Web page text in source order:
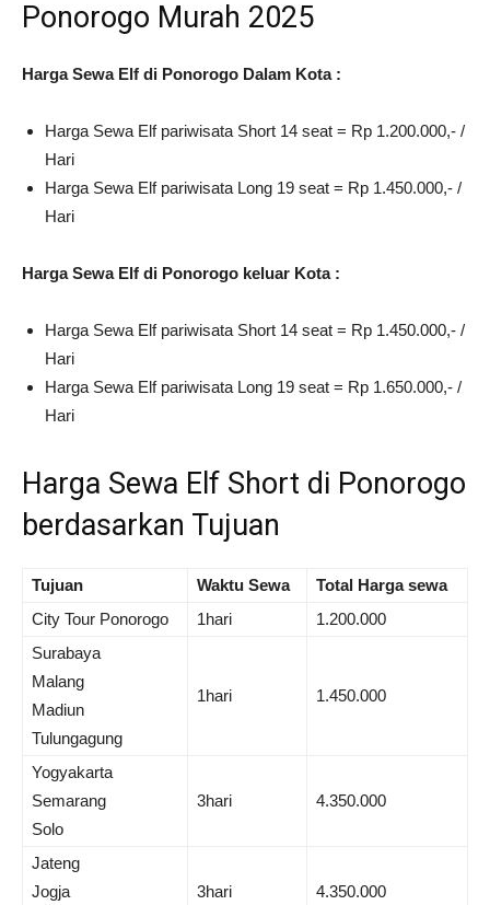
Ponorogo Murah 2025
Harga Sewa Elf di Ponorogo Dalam Kota :
Harga Sewa Elf pariwisata Short 14 seat = Rp 1.200.000,- /
Hari
Harga Sewa Elf pariwisata Long 19 seat = Rp 1.450.000,- /
Hari
Harga Sewa Elf di Ponorogo keluar Kota :
Harga Sewa Elf pariwisata Short 14 seat = Rp 1.450.000,- /
Hari
Harga Sewa Elf pariwisata Long 19 seat = Rp 1.650.000,- /
Hari
Harga Sewa Elf Short di Ponorogo
berdasarkan Tujuan
Tujuan Waktu Sewa
Total Harga sewa
City Tour Ponorogo
1hari
1.200.000
Surabaya
Malang
Madiun
Tulungagung
1hari 1.450.000
Yogyakarta
Semarang
Solo
3hari 4.350.000
Jateng
Jogja
3hari 4.350.000